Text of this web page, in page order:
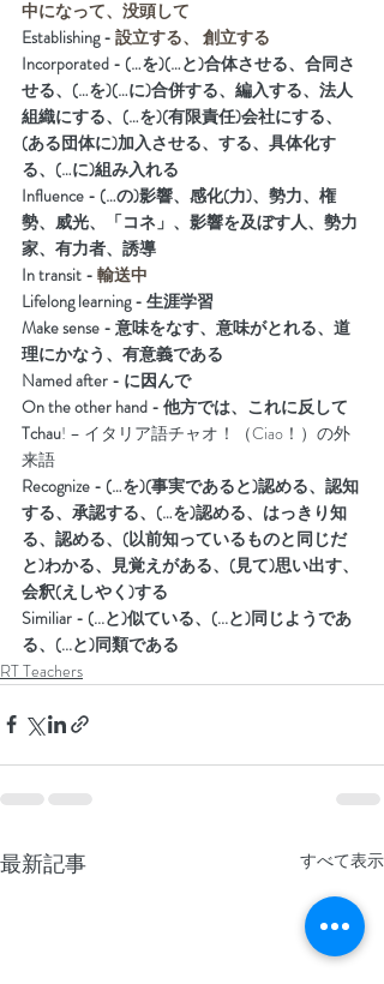
中になって、没頭して
Establishing - 設立する、 創立する
Incorporated - (…を)(…と)合体させる、合同さ
せる、(…を)(…に)合併する、編入する、法人
組織にする、(…を)(有限責任)会社にする、
(ある団体に)加入させる、する、具体化す
る、(…に)組み入れる
Influence - (…の)影響、感化(力)、勢力、権
勢、威光、「コネ」、影響を及ぼす人、勢力
家、有力者、誘導
In transit - 輸送中
Lifelong learning - 生涯学習
Make sense - 意味をなす、意味がとれる、道
理にかなう、有意義である
Named after - に因んで
On the other hand - 他方では、これに反して
Tchau! – イタリア語チャオ！（Ciao！）の外
来語
Recognize - (…を)(事実であると)認める、認知
する、承認する、(…を)認める、はっきり知
る、認める、(以前知っているものと同じだ
と)わかる、見覚えがある、(見て)思い出す、
会釈(えしやく)する
Similiar - (...と)似ている、(...と)同じようであ
る、(...と)同類である
RT Teachers
最新記事 すべて表示